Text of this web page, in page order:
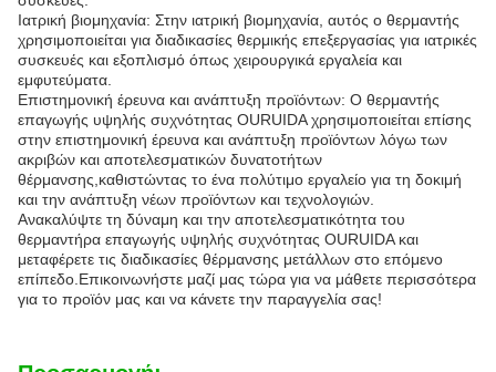
Ιατρική βιομηχανία: Στην ιατρική βιομηχανία, αυτός ο θερμαντής
χρησιμοποιείται για διαδικασίες θερμικής επεξεργασίας για ιατρικές
συσκευές και εξοπλισμό όπως χειρουργικά εργαλεία και
εμφυτεύματα.
Επιστημονική έρευνα και ανάπτυξη προϊόντων: Ο θερμαντής
επαγωγής υψηλής συχνότητας OURUIDA χρησιμοποιείται επίσης
στην επιστημονική έρευνα και ανάπτυξη προϊόντων λόγω των
ακριβών και αποτελεσματικών δυνατοτήτων
θέρμανσης,καθιστώντας το ένα πολύτιμο εργαλείο για τη δοκιμή
και την ανάπτυξη νέων προϊόντων και τεχνολογιών.
Ανακαλύψτε τη δύναμη και την αποτελεσματικότητα του
θερμαντήρα επαγωγής υψηλής συχνότητας OURUIDA και
μεταφέρετε τις διαδικασίες θέρμανσης μετάλλων στο επόμενο
επίπεδο.Επικοινωνήστε μαζί μας τώρα για να μάθετε περισσότερα
για το προϊόν μας και να κάνετε την παραγγελία σας!